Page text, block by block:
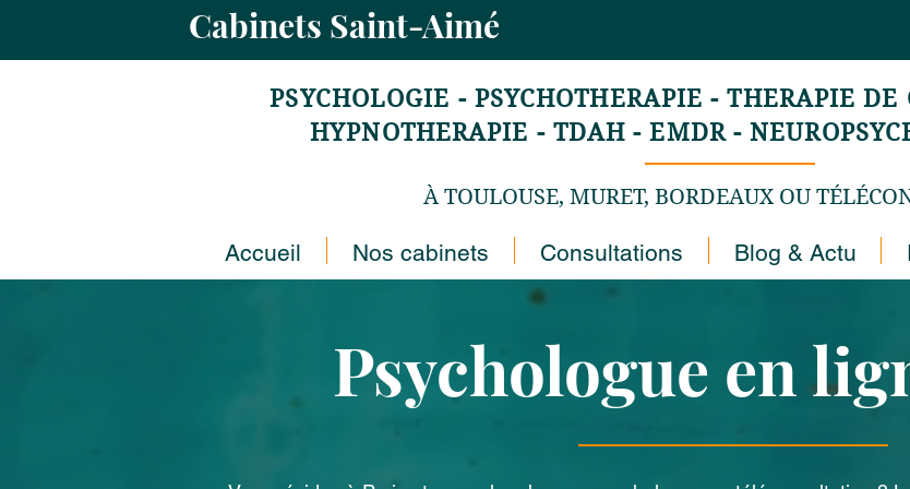
Cabinets Saint-Aimé
PSYCHOLOGIE - PSYCHOTHERAPIE - THERAPIE
HYPNOTHERAPIE - TDAH - EMDR -
À TOULOUSE, MURET, BORDEAUX OU
Accueil Nos cabinets Consultations Blog & Actu
Psychologue en